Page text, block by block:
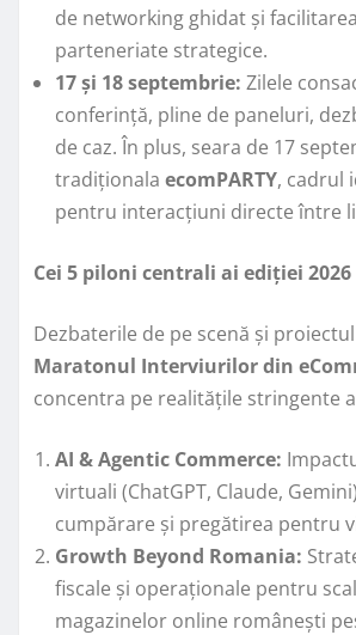
de networking ghidat și
parteneriate strategice.
17 și 18 septembrie: Zilele
conferință, pline de paneluri,
de caz. În plus, seara de 17
tradiționala ecomPARTY, cadrul
pentru interacțiuni directe între
Cei 5 piloni centrali ai ediției 2026
Dezbaterile de pe scenă și
Maratonul Interviurilor din
concentra pe realitățile stringente
AI & Agentic Commerce:
virtuali (ChatGPT, Claude,
cumpărare și pregătirea pentru
Growth Beyond Romania:
fiscale și operaționale pentru
magazinelor online românești